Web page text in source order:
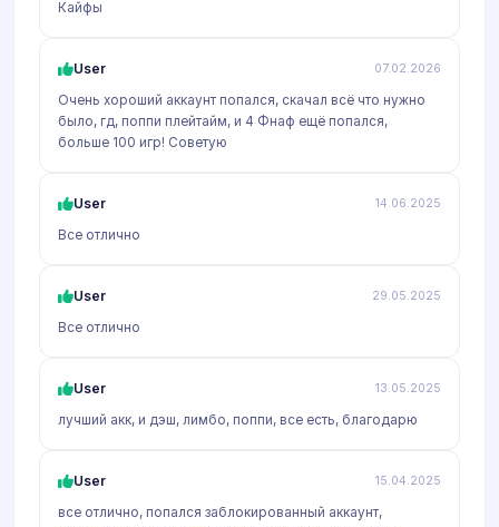
Кайфы
User 07.02.2026
Очень хороший аккаунт попался, скачал всё что нужно
было, гд, поппи плейтайм, и 4 Фнаф ещё попался,
больше 100 игр! Советую
User 14.06.2025
Все отлично
User 29.05.2025
Все отлично
User 13.05.2025
лучший акк, и дэш, лимбо, поппи, все есть, благодарю
User 15.04.2025
все отлично, попался заблокированный аккаунт,